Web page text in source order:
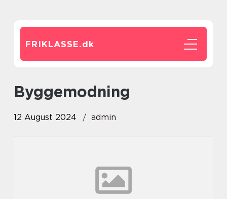
FRIKLASSE.dk
byggemodning
12 August 2024 admin